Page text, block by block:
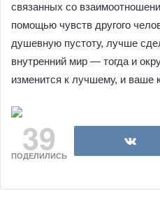
связанных со
помощью чувств другого
душевную пустоту, лучше
внутренний мир — тогда и
изменится к лучшему, и ваше
39
ПОДЕЛИЛИСЬ